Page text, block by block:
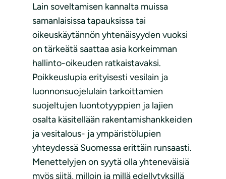
Lain soveltamisen kannalta muissa
samanlaisissa tapauksissa tai
oikeuskäytännön yhtenäisyyden vuoksi
on tärkeätä saattaa asia korkeimman
hallinto-oikeuden ratkaistavaksi.
Poikkeuslupia erityisesti vesilain ja
luonnonsuojelulain tarkoittamien
suojeltujen luontotyyppien ja lajien
osalta käsitellään rakentamishankkeiden
ja vesitalous- ja ympäristölupien
yhteydessä Suomessa erittäin runsaasti.
Menettelyjen on syytä olla yhteneväisiä
myös siitä, milloin ja millä edellytyksillä